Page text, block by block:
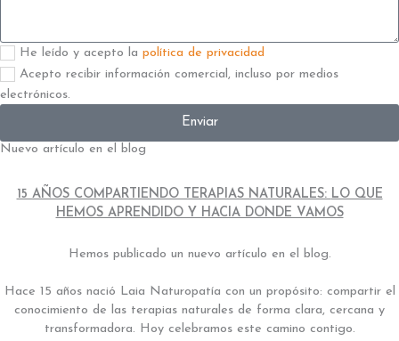
Aceptación
2
He leído y acepto la política de privacidad
Aceptación
Acepto recibir información comercial, incluso por medios
electrónicos.
Enviar
Nuevo artículo en el blog
15 AÑOS COMPARTIENDO TERAPIAS NATURALES: LO QUE
HEMOS APRENDIDO Y HACIA DONDE VAMOS
Hemos publicado un nuevo artículo en el blog.
Hace 15 años nació Laia Naturopatía con un propósito: compartir el
conocimiento de las terapias naturales de forma clara, cercana y
transformadora. Hoy celebramos este camino contigo.